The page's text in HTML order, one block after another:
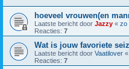
hoeveel vrouwen(en
Laatste bericht door Jazzy « zo
Reacties: 7
Wat is jouw favoriete
Laatste bericht door Vaatilover «
Reacties: 7